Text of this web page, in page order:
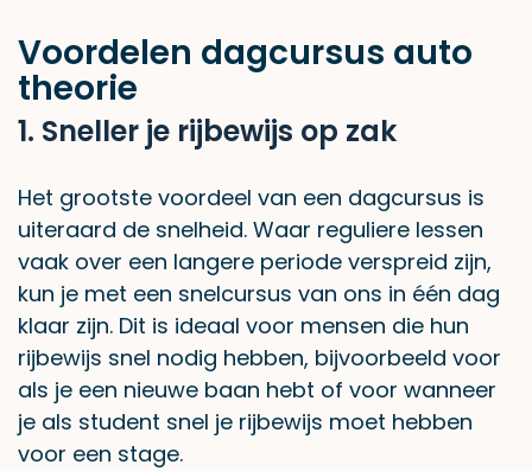
Voordelen dagcursus auto
theorie
1. Sneller je rijbewijs op zak
Het grootste voordeel van een dagcursus is
uiteraard de snelheid. Waar reguliere lessen
vaak over een langere periode verspreid zijn,
kun je met een snelcursus van ons in één dag
klaar zijn. Dit is ideaal voor mensen die hun
rijbewijs snel nodig hebben, bijvoorbeeld voor
als je een nieuwe baan hebt of voor wanneer
je als student snel je rijbewijs moet hebben
voor een stage.